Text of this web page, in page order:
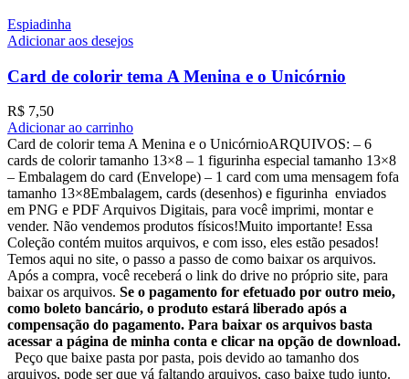
Espiadinha
Adicionar aos desejos
Card de colorir tema A Menina e o Unicórnio
R$ 7,50
Adicionar ao carrinho
Card de colorir tema A Menina e o UnicórnioARQUIVOS: – 6
cards de colorir tamanho 13×8 – ⁠1 figurinha especial tamanho 13×8
– ⁠Embalagem do card (Envelope) – ⁠1 card com uma mensagem fofa
tamanho 13×8Embalagem, cards (desenhos) e figurinha enviados
em PNG e PDF Arquivos Digitais, para você imprimi, montar e
vender. Não vendemos produtos físicos!Muito importante! Essa
Coleção contém muitos arquivos, e com isso, eles estão pesados!
Temos aqui no site, o passo a passo de como baixar os arquivos.
Após a compra, você receberá o link do drive no próprio site, para
baixar os arquivos. Se o pagamento for efetuado por outro meio,
como boleto bancário, o produto estará liberado após a
compensação do pagamento. Para baixar os arquivos basta
acessar a página de minha conta e clicar na opção de download.
Peço que baixe pasta por pasta, pois devido ao tamanho dos
arquivos, pode ser que vá faltando arquivos, caso baixe tudo junto.